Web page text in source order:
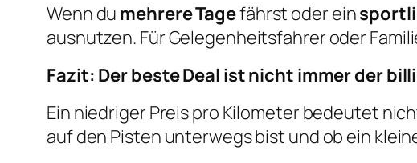
Wenn du mehrere Tagefährst oder ein
ausnutzen. Für Gelegenheitsfahrer oder
Fazit: Der beste Deal ist nicht immer der
Ein niedriger Preis pro Kilometer bedeutet
auf den Pisten unterwegs bist und ob ein